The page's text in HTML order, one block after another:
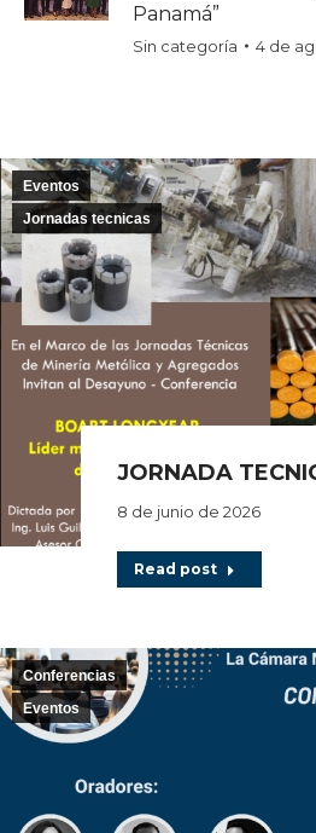
Panamá”
Sin categoría 4 de
Eventos
Jornadas tecnicas
JORNADA
8 de junio de 2026
Read post
Conferencias
Eventos